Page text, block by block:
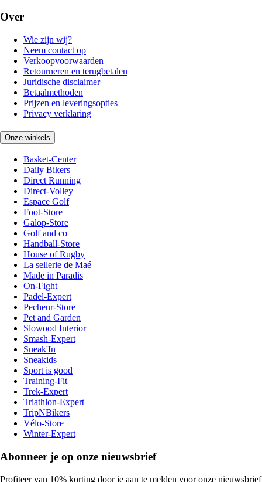
Over
Wie zijn wij?
Neem contact op
Verkoopvoorwaarden
Retourneren en terugbetalen
Juridische disclaimer
Betaalmethoden
Prijzen en leveringsopties
Privacy verklaring
Onze winkels
Basket-Center
Daily Bikers
Direct Running
Direct-Volley
Espace Golf
Foot-Store
Galop-Store
Golf and co
Handball-Store
House of Rugby
La sellerie de Maé
Made in Paradis
On-Fight
Padel-Expert
Pecheur-Store
Pet and Garden
Slowood Interior
Smash-Expert
Sneak'In
Sneakids
Sport is good
Training-Fit
Trek-Expert
Triathlon-Expert
TripNBikers
Vélo-Store
Winter-Expert
Abonneer je op onze nieuwsbrief
Profiteer van 10% korting door je aan te melden voor onze nieuwsbrief